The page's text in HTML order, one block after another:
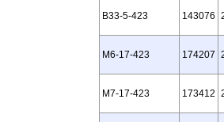
B33‑5‑423 143076
M6‑17‑423 174207
M7‑17‑423 173412